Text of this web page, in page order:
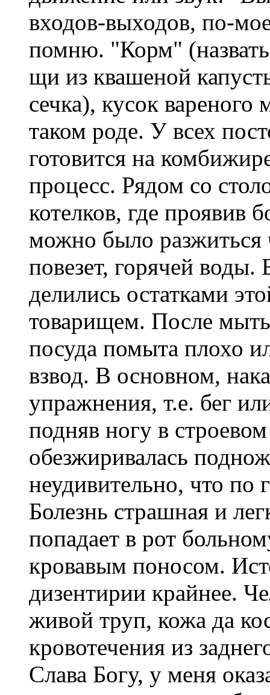
входов-выходов, по-
помню. "Корм"
щи из квашеной
сечка), кусок
таком роде. У всех
готовится на
процесс. Рядом со
котелков, где проявив
можно было разжиться
повезет, горячей
делились остатками
товарищем. После
посуда помыта плохо
взвод. В основном,
упражнения, т.е. бег
подняв ногу в
обезжиривалась
неудивительно, что по
Болезнь страшная и
попадает в рот
кровавым поносом.
дизентирии крайнее.
живой труп, кожа да
кровотечения из
Слава Богу, у меня